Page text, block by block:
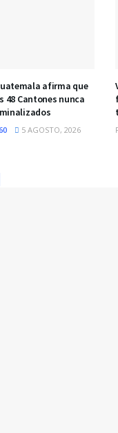
afirma que
48 Cantones nunca
5 AGOSTO, 2026